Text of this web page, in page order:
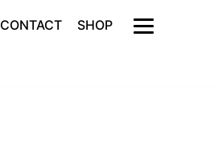
CONTACT SHOP